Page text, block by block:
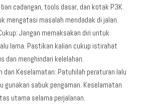
cadangan, tools dasar, dan kotak P3K.
mengatasi masalah mendadak di jalan.
Jangan memaksakan diri untuk
lama. Pastikan kalian cukup istirahat
dan menghindari kelelahan.
dan Keselamatan: Patuhilah peraturan lalu
gunakan sabuk pengaman. Keselamatan
utama selama perjalanan.